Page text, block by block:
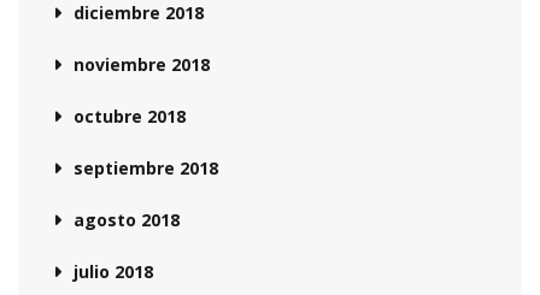
diciembre 2018
noviembre 2018
octubre 2018
septiembre 2018
agosto 2018
julio 2018